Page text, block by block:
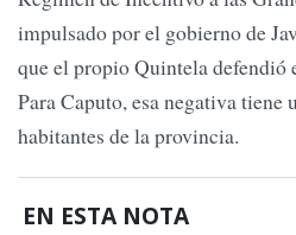
impulsado por el gobierno de
que el propio Quintela defendió
Para Caputo, esa negativa tiene
habitantes de la provincia.
EN ESTA NOTA